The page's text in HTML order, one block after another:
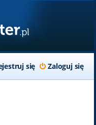
Zaloguj się
się